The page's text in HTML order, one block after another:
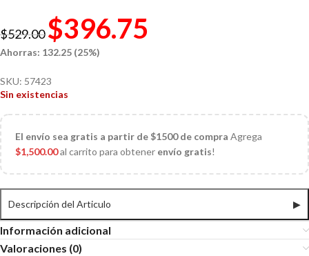
$529.00 $396.75
Ahorras: 132.25 (25%)
SKU: 57423
Sin existencias
El envío sea gratis a partir de $1500 de compra Agrega
$1,500.00al carrito para obtener envío gratis!
Descripción del Articulo ▶
Información adicional
Valoraciones (0)